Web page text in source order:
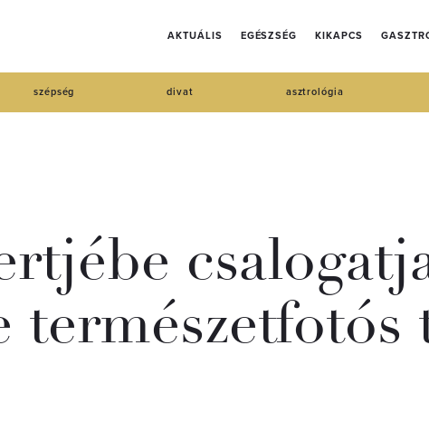
AKTUÁLIS EGÉSZSÉG KIKAPCS
szépség divat asztrológia
természetfotós